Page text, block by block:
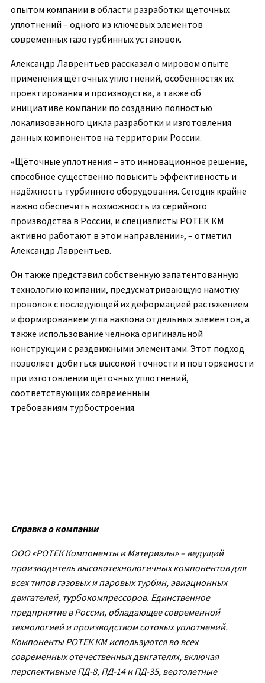
опытом компании в области разработки щёточных
уплотнений – одного из ключевых элементов
современных газотурбинных установок.
Александр Лаврентьев рассказал о мировом опыте
применения щёточных уплотнений, особенностях их
проектирования и производства, а также об
инициативе компании по созданию полностью
локализованного цикла разработки и изготовления
данных компонентов на территории России.
«Щёточные уплотнения – это инновационное решение,
способное существенно повысить эффективность и
надёжность турбинного оборудования. Сегодня крайне
важно обеспечить возможность их серийного
производства в России, и специалисты РОТЕК КМ
активно работают в этом направлении», – отметил
Александр Лаврентьев.
Он также представил собственную запатентованную
технологию компании, предусматривающую намотку
проволок с последующей их деформацией растяжением
и формированием угла наклона отдельных элементов, а
также использование челнока оригинальной
конструкции с раздвижными элементами. Этот подход
позволяет добиться высокой точности и повторяемости
при изготовлении щёточных уплотнений,
соответствующих современным
требованиям турбостроения.
Справка о компании
ООО «РОТЕК Компоненты и Материалы» – ведущий
производитель высокотехнологичных компонентов для
всех типов газовых и паровых турбин, авиационных
двигателей, турбокомпрессоров. Единственное
предприятие в России, обладающее современной
технологией и производством сотовых уплотнений.
Компоненты РОТЕК КМ используются во всех
современных отечественных двигателях, включая
перспективные ПД-8, ПД-14 и ПД-35, вертолетные